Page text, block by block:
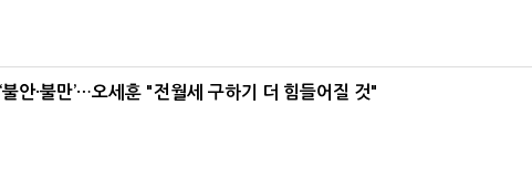
불안·불만’…오세훈 "전월세 구하기 더 힘들어질 것"